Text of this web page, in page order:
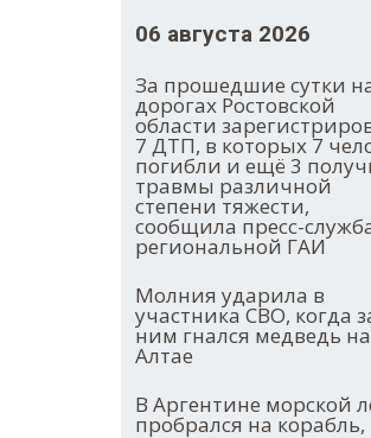
06 августа 2026
За прошедшие сутки
дорогах Ростовской
области
7 ДТП, в которых 7
погибли и ещё 3
травмы различной
степени тяжести,
сообщила пресс-
региональной ГАИ
Молния ударила в
участника СВО, когда
ним гнался медведь на
Алтае
В Аргентине морской
пробрался на корабль,